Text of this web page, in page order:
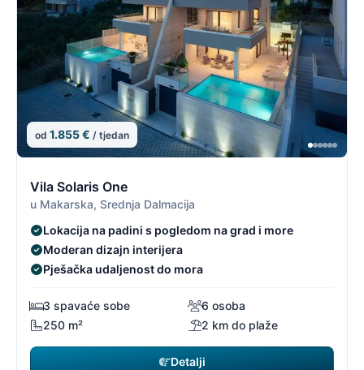
od 1.855 € / tjedan
Vila Solaris One
u Makarska, Srednja Dalmacija
Lokacija na padini s pogledom na grad i more
Moderan dizajn interijera
Pješačka udaljenost do mora
3 spavaće sobe
6 osoba
250 m²
2 km do plaže
Detalji